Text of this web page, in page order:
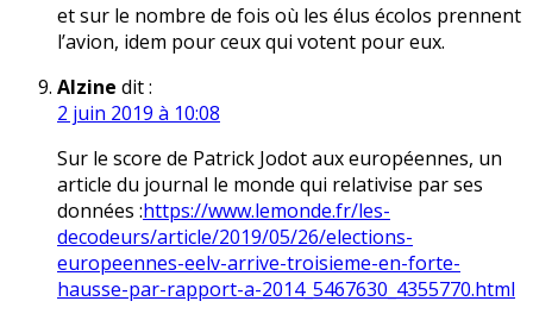
et sur le nombre de fois où les élus écolos prennent
l’avion, idem pour ceux qui votent pour eux.
Alzine dit :
2 juin 2019 à 10:08
Sur le score de Patrick Jodot aux européennes, un
article du journal le monde qui relativise par ses
données :https://www.lemonde.fr/les-
decodeurs/article/2019/05/26/elections-
europeennes-eelv-arrive-troisieme-en-forte-
hausse-par-rapport-a-2014_5467630_4355770.html